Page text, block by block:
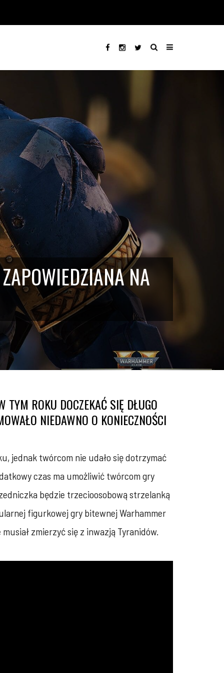
NA
ROKU DOCZEKAĆ SIĘ DŁUGO
NIEDAWNO O KONIECZNOŚCI
jednak twórcom nie udało się dotrzymać
czas ma umożliwić twórcom gry
będzie trzecioosobową strzelanką
figurkowej gry bitewnej Warhammer
zmierzyć się z inwazją Tyranidów.